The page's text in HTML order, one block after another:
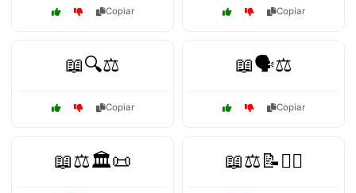
Copiar Copiar
📖🔍⚖️
Copiar
📖🗣️⚖️
Copiar
📖⚖️🏛️📜 📖⚖️📝👨‍⚖️